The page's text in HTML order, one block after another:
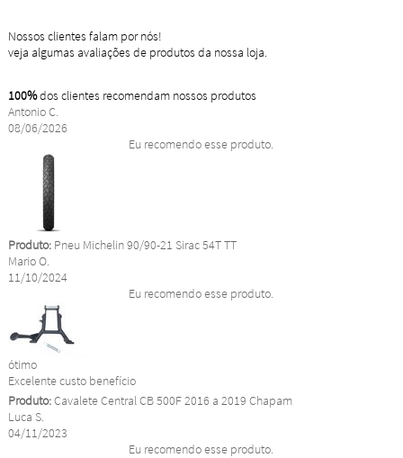
Nossos clientes falam por nós!
veja algumas avaliações de produtos da nossa loja.
100%dos clientes recomendam nossos produtos
Antonio C.
08/06/2026
Eu recomendo esse produto.
Produto:Pneu Michelin 90/90-21 Sirac 54T TT
Mario O.
11/10/2024
Eu recomendo esse produto.
ótimo
Excelente custo benefício
Produto:Cavalete Central CB 500F 2016 a 2019 Chapam
Luca S.
04/11/2023
Eu recomendo esse produto.